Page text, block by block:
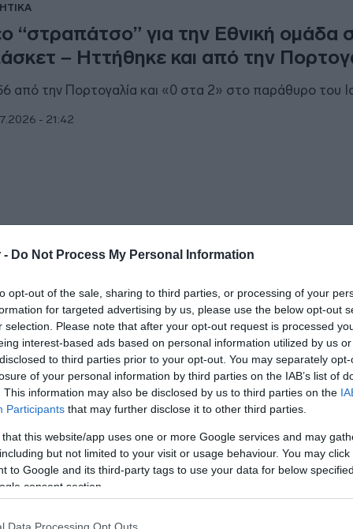
- Do Not Process My Personal Information
opt-out of the sale, sharing to third parties, or processing of your
for targeted advertising by us, please use the below opt-out
selection. Please note that after your opt-out request is processed
interest-based ads based on personal information utilized by us
to third parties prior to your opt-out. You may separately
of your personal information by third parties on the IAB’s list of
This information may also be disclosed by us to third parties on the
Participants that may further disclose it to other third parties.
that this website/app uses one or more Google services and may
but not limited to your visit or usage behaviour. You may
to Google and its third-party tags to use your data for below
consent section.
“στραπάτσο” για την Εθνική ομάδα
– Ηττήθηκε και από την
από την Πορτογαλία και «0 στα 2» στο παράθυρο του
- 21:42
εαυτό του εκτός Εθνικής Ελλάδος
θα είναι στη διάθεση του Γιοβάνοβιτς για τα παιχνίδια του
για το Nations League
- 14:38
– Ιταλία: Προβάδισμα (0-1) με τον